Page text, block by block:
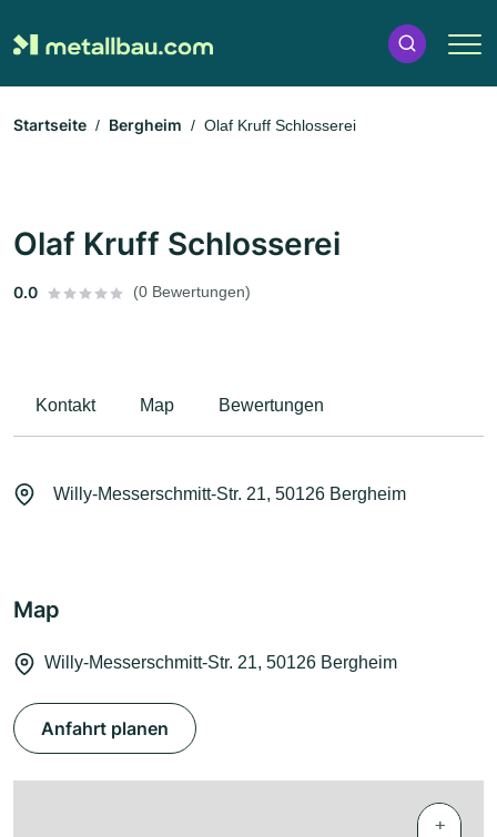
Startseite Bergheim Olaf Kruff Schlosserei
Olaf Kruff Schlosserei
0.0 (0 Bewertungen)
Kontakt Map Bewertungen
Willy-Messerschmitt-Str. 21, 50126 Bergheim
Map
Willy-Messerschmitt-Str. 21, 50126 Bergheim
Anfahrt planen
+